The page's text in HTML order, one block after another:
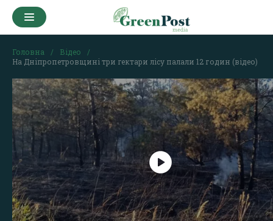
Головна
Відео
На Дніпропетровщині три гектари лісу палали 12 годин (відео)